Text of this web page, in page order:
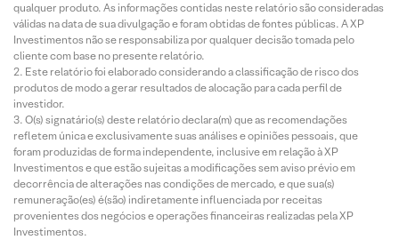
qualquer produto. As informações contidas neste relatório são consideradas
válidas na data de sua divulgação e foram obtidas de fontes públicas. A XP
Investimentos não se responsabiliza por qualquer decisão tomada pelo
cliente com base no presente relatório.
Este relatório foi elaborado considerando a classificação de risco dos
produtos de modo a gerar resultados de alocação para cada perfil de
investidor.
O(s) signatário(s) deste relatório declara(m) que as recomendações
refletem única e exclusivamente suas análises e opiniões pessoais, que
foram produzidas de forma independente, inclusive em relação à XP
Investimentos e que estão sujeitas a modificações sem aviso prévio em
decorrência de alterações nas condições de mercado, e que sua(s)
remuneração(es) é(são) indiretamente influenciada por receitas
provenientes dos negócios e operações financeiras realizadas pela XP
Investimentos.